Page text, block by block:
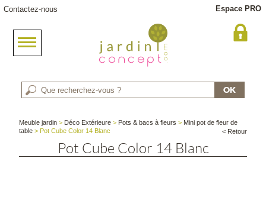
Contactez-nous Espace PRO
Meuble jardin > Déco Extérieure > Pots & bacs à fleurs > Mini pot de fleur de
table > Pot Cube Color 14 Blanc < Retour
Pot Cube Color 14 Blanc